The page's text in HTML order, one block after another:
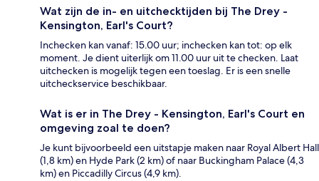
Wat zijn de in- en uitchecktijden bij The Drey -
Kensington, Earl's Court?
Inchecken kan vanaf: 15.00 uur; inchecken kan tot: op elk
moment. Je dient uiterlijk om 11.00 uur uit te checken. Laat
uitchecken is mogelijk tegen een toeslag. Er is een snelle
uitcheckservice beschikbaar.
Wat is er in The Drey - Kensington, Earl's Court en
omgeving zoal te doen?
Je kunt bijvoorbeeld een uitstapje maken naar Royal Albert Hall
(1,8 km) en Hyde Park (2 km) of naar Buckingham Palace (4,3
km) en Piccadilly Circus (4,9 km).